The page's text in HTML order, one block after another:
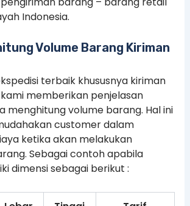
Indonesia.
Volume Barang Kiriman
terbaik khususnya kiriman
memberikan penjelasan
menghitung volume barang. Hal ini
customer dalam
ketika akan melakukan
Sebagai contoh apabila
dimensi sebagai berikut :